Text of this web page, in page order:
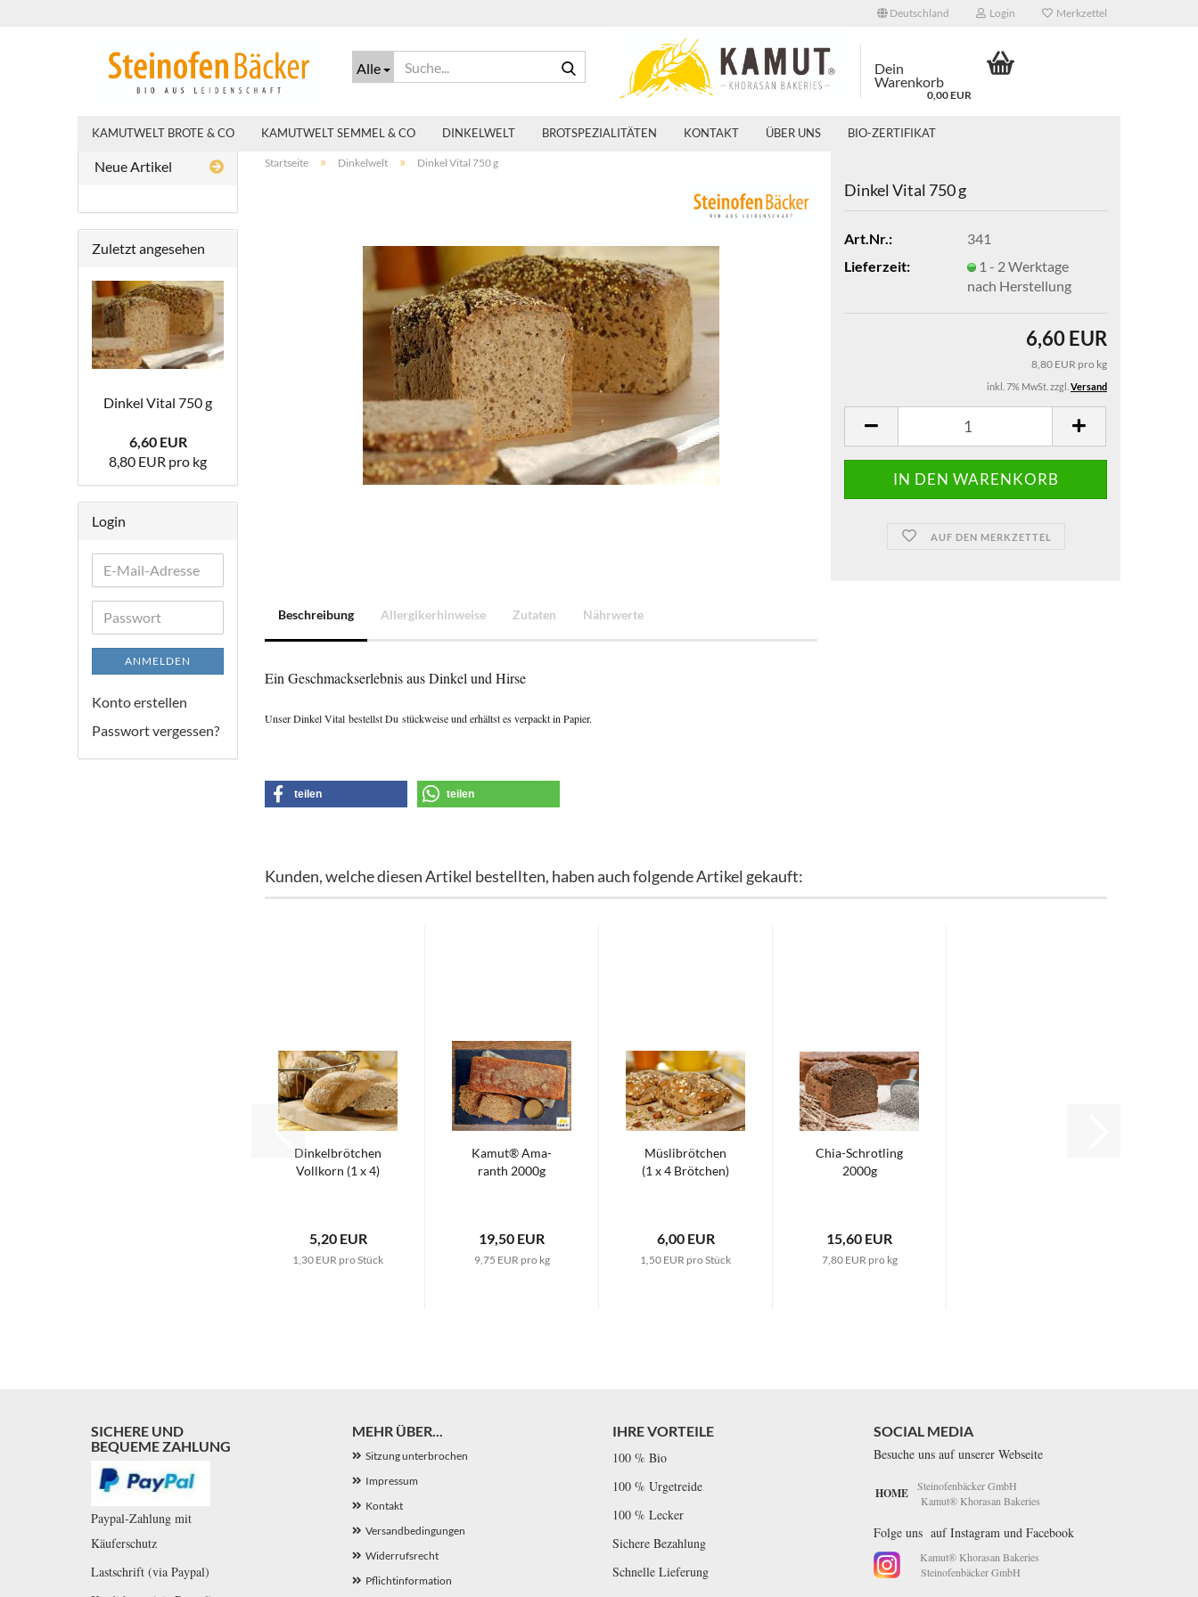
Deutschland Login Merkzettel
Alle Dein
Warenkorb
0,00 EUR
KAMUTWELT BROTE & CO KAMUTWELT SEMMEL & CO DINKELWELT BROTSPEZIALITÄTEN KONTAKT ÜBER UNS BIO-ZERTIFIKAT
Startseite » Dinkelwelt » Dinkel Vital 750 g
Din­kel Vital 750 g
Art.Nr.:
341
Lieferzeit:
1 - 2 Werktage
nach Herstellung
6,60 EUR
8,80 EUR pro kg
inkl. 7% MwSt. zzgl. Versand
AUF DEN MERKZETTEL
Beschreibung Allergikerhinweise Zutaten Nährwerte
Ein Geschmackserlebnis aus Dinkel und Hirse
Unser Dinkel Vital bestellst Du stückweise und erhältst es verpackt in Papier.
teilen teilen
Kunden, welche diesen Artikel bestellten, haben auch folgende Artikel gekauft:
Din­kel­bröt­chen
Voll­korn (1 x 4)
5,20 EUR
1,30 EUR pro Stück
Kamut® Ama­
ranth 2000g
19,50 EUR
9,75 EUR pro kg
Müs­li­bröt­chen
(1 x 4 Bröt­chen)
6,00 EUR
1,50 EUR pro Stück
Chia-​Schrot­ling
2000g
15,60 EUR
7,80 EUR pro kg
Neue Artikel
Zuletzt angesehen
Din­kel Vital 750 g
6,60 EUR
8,80 EUR pro kg
Login
E-
Mail-
Adresse
Passwort
ANMELDEN
Konto erstellen
Passwort vergessen?
MEHR ÜBER...
Sitzung unterbrochen
Impressum
Kontakt
Versandbedingungen
Widerrufsrecht
Pflichtinformation
IHRE VORTEILE
100 % Bio
100 % Urgetreide
100 % Lecker
Sichere Bezahlung
Schnelle Lieferung
SOCIAL MEDIA
Besuche uns auf unserer Webseite
HOME
Steinofenbäcker GmbH
Kamut® Khorasan Bakeries
Folge uns auf Instagram und Facebook
Kamut® Khorasan Bakeries
Steinofenbäcker GmbH
SICHERE UND
BEQUEME ZAHLUNG
Paypal-Zahlung mit
Käuferschutz
Lastschrift (via Paypal)